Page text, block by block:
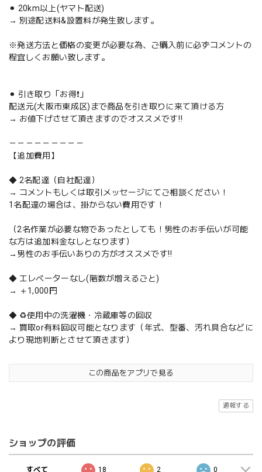
⚫︎ 20km以上(ヤマト配送)
→ 別途配送料&設置料が発生致します。
※発送方法と価格の変更が必要な為、ご購入前に必ずコメントの
程宜しくお願い致します。
⚫︎ 引き取り「お得❗️」
配送元(大阪市東成区)まで商品を引き取りに来て頂ける方
→ お値下げさせて頂きますのでオススメです‼️
－－－－－－－－－
【追加費用】
◆ 2名配達（自社配達）
→ コメントもしくは取引メッセージにてご相談ください！
1名配達の場合は、掛からない費用です！
（2名作業が必要な物であったとしても！男性のお手伝いが可能
な方は追加料金なしとなります）
→男性のお手伝いありの方がオススメです‼️
◆ エレベーターなし(階数が増えるごと)
→ ＋1,000円
◆ ♻️使用中の洗濯機・冷蔵庫等の回収
→ 買取or有料回収可能となります（年式、型番、汚れ具合などに
より現地判断とさせて頂きます）
この商品をアプリで見る
通報する
ショップの評価
すべて 18 2 0